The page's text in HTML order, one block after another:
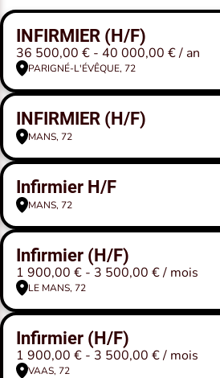
INFIRMIER (H/F)
36 500,00 € - 40 000,00 € / an
PARIGNÉ-L'ÉVÊQUE, 72
INFIRMIER (H/F)
MANS, 72
Infirmier H/F
MANS, 72
Infirmier (H/F)
1 900,00 € - 3 500,00 € / mois
LE MANS, 72
Infirmier (H/F)
1 900,00 € - 3 500,00 € / mois
VAAS, 72